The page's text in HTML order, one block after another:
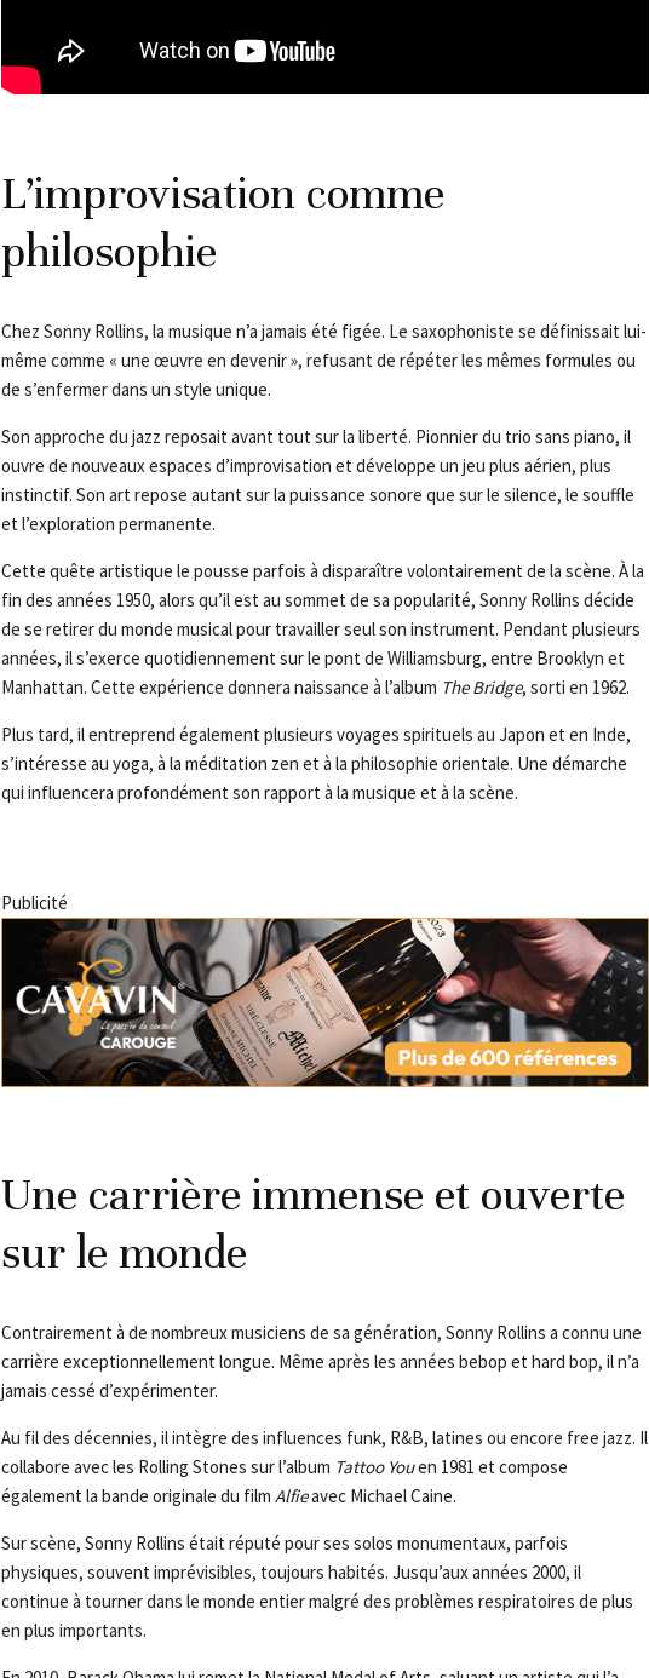
L’improvisation comme
philosophie
Chez Sonny Rollins, la musique n’a jamais été figée. Le saxophoniste se définissait lui-
même comme « une œuvre en devenir », refusant de répéter les mêmes formules ou
de s’enfermer dans un style unique.
Son approche du jazz reposait avant tout sur la liberté. Pionnier du trio sans piano, il
ouvre de nouveaux espaces d’improvisation et développe un jeu plus aérien, plus
instinctif. Son art repose autant sur la puissance sonore que sur le silence, le souffle
et l’exploration permanente.
Cette quête artistique le pousse parfois à disparaître volontairement de la scène. À la
fin des années 1950, alors qu’il est au sommet de sa popularité, Sonny Rollins décide
de se retirer du monde musical pour travailler seul son instrument. Pendant plusieurs
années, il s’exerce quotidiennement sur le pont de Williamsburg, entre Brooklyn et
Manhattan. Cette expérience donnera naissance à l’album The Bridge, sorti en 1962.
Plus tard, il entreprend également plusieurs voyages spirituels au Japon et en Inde,
s’intéresse au yoga, à la méditation zen et à la philosophie orientale. Une démarche
qui influencera profondément son rapport à la musique et à la scène.
Publicité
Une carrière immense et ouverte
sur le monde
Contrairement à de nombreux musiciens de sa génération, Sonny Rollins a connu une
carrière exceptionnellement longue. Même après les années bebop et hard bop, il n’a
jamais cessé d’expérimenter.
Au fil des décennies, il intègre des influences funk, R&B, latines ou encore free jazz. Il
collabore avec les Rolling Stones sur l’album Tattoo Youen 1981 et compose
également la bande originale du film Alfieavec Michael Caine.
Sur scène, Sonny Rollins était réputé pour ses solos monumentaux, parfois
physiques, souvent imprévisibles, toujours habités. Jusqu’aux années 2000, il
continue à tourner dans le monde entier malgré des problèmes respiratoires de plus
en plus importants.